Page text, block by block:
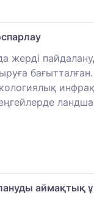
жерді
аймақтық